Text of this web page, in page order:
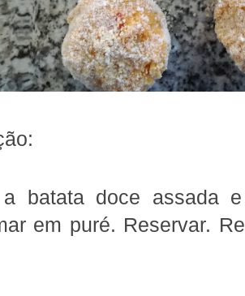
a batata doce assada
em puré. Reservar.